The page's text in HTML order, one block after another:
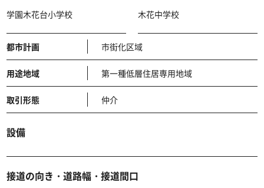
学園木花台小学校 木花中学校
都市計画 市街化区域
用途地域 第一種低層住居専用地域
取引形態 仲介
設備
接道の向き・道路幅・接道間口